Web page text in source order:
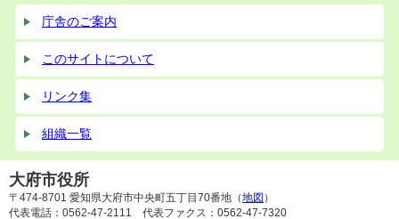
庁舎のご案内
このサイトについて
リンク集
組織一覧
大府市役所
〒474-8701 愛知県大府市中央町五丁目70番地（地図 ）
代表電話：0562-47-2111 代表ファクス：0562-47-7320